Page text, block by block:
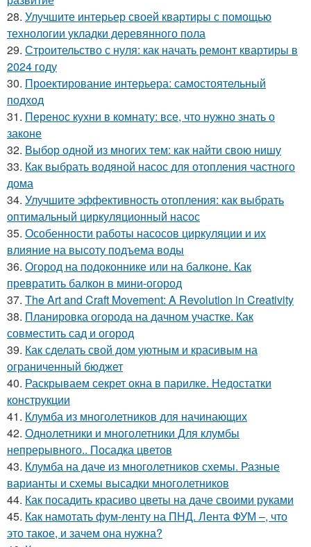
28. Улучшите интерьер своей квартиры с помощью
технологии укладки деревянного пола
29. Строительство с нуля: как начать ремонт квартиры в
2024 году
30. Проектирование интерьера: самостоятельный
подход
31. Перенос кухни в комнату: все, что нужно знать о
законе
32. Выбор одной из многих тем: как найти свою нишу
33. Как выбрать водяной насос для отопления частного
дома
34. Улучшите эффективность отопления: как выбрать
оптимальный циркуляционный насос
35. Особенности работы насосов циркуляции и их
влияние на высоту подъема воды
36. Огород на подоконнике или на балконе. Как
превратить балкон в мини-огород
37. The Art and Craft Movement: A Revolution in Creativity
38. Планировка огорода на дачном участке. Как
совместить сад и огород
39. Как сделать свой дом уютным и красивым на
ограниченный бюджет
40. Раскрываем секрет окна в парилке. Недостатки
конструкции
41. Клумба из многолетников для начинающих
42. Однолетники и многолетники Для клумбы
непрерывного.. Посадка цветов
43. Клумба на даче из многолетников схемы. Разные
варианты и схемы высадки многолетников
44. Как посадить красиво цветы на даче своими руками
45. Как намотать фум-ленту на ПНД. Лента ФУМ –, что
это такое, и зачем она нужна?